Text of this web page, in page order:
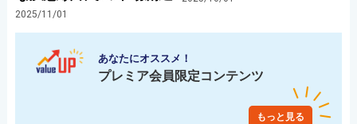
2025/11/01
あなたにオススメ！
プレミア会員限定コンテンツ
もっと見る